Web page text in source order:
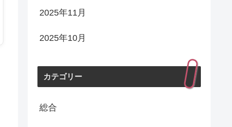
2025年11月
2025年10月
カテゴリー
総合